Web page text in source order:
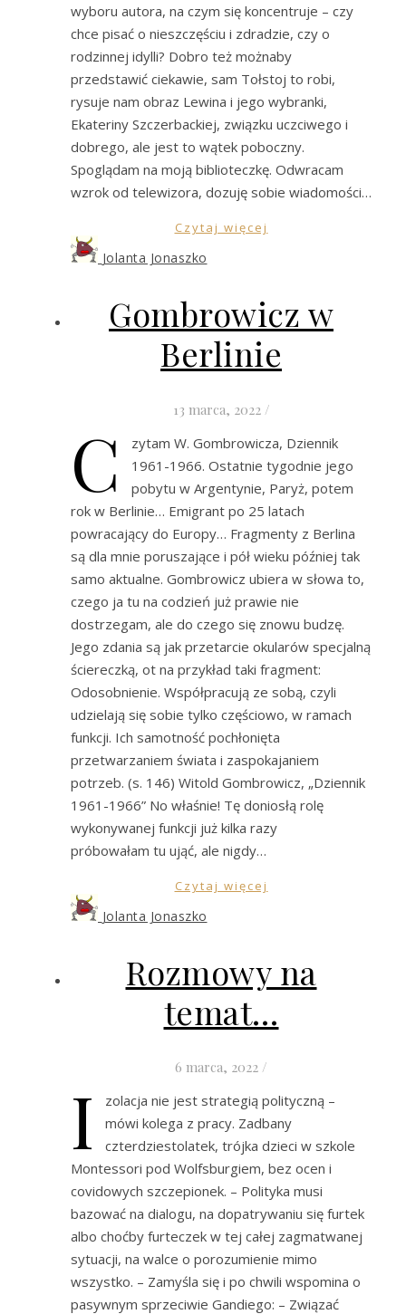
wyboru autora, na czym się koncentruje – czy
chce pisać o nieszczęściu i zdradzie, czy o
rodzinnej idylli? Dobro też możnaby
przedstawić ciekawie, sam Tołstoj to robi,
rysuje nam obraz Lewina i jego wybranki,
Ekateriny Szczerbackiej, związku uczciwego i
dobrego, ale jest to wątek poboczny.
Spoglądam na moją biblioteczkę. Odwracam
wzrok od telewizora, dozuję sobie wiadomości…
Czytaj więcej
Jolanta Jonaszko
Gombrowicz w
Berlinie
13 marca, 2022 /
C
zytam W. Gombrowicza, Dziennik
1961-1966. Ostatnie tygodnie jego
pobytu w Argentynie, Paryż, potem
rok w Berlinie… Emigrant po 25 latach
powracający do Europy… Fragmenty z Berlina
są dla mnie poruszające i pół wieku później tak
samo aktualne. Gombrowicz ubiera w słowa to,
czego ja tu na codzień już prawie nie
dostrzegam, ale do czego się znowu budzę.
Jego zdania są jak przetarcie okularów specjalną
ściereczką, ot na przykład taki fragment:
Odosobnienie. Współpracują ze sobą, czyli
udzielają się sobie tylko częściowo, w ramach
funkcji. Ich samotność pochłonięta
przetwarzaniem świata i zaspokajaniem
potrzeb. (s. 146) Witold Gombrowicz, „Dziennik
1961-1966” No właśnie! Tę doniosłą rolę
wykonywanej funkcji już kilka razy
próbowałam tu ująć, ale nigdy…
Czytaj więcej
Jolanta Jonaszko
Rozmowy na
temat…
6 marca, 2022 /
I
zolacja nie jest strategią polityczną –
mówi kolega z pracy. Zadbany
czterdziestolatek, trójka dzieci w szkole
Montessori pod Wolfsburgiem, bez ocen i
covidowych szczepionek. – Polityka musi
bazować na dialogu, na dopatrywaniu się furtek
albo choćby furteczek w tej całej zagmatwanej
sytuacji, na walce o porozumienie mimo
wszystko. – Zamyśla się i po chwili wspomina o
pasywnym sprzeciwie Gandiego: – Związać